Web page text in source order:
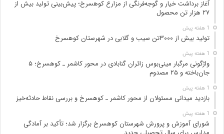
آغاز برداشت خیار و گوجه‌فرنگی از مزارع کوهسرخ؛ پیش‌بینی تولید بیش از
۲۷ هزار تن محصول
1 هفته پیش
تولید بیش از ۳۰۰۰تن سیب و گلابی در شهرستان کوهسرخ
1 هفته پیش
واژگونی مرگبار مینی‌بوس زائران گنابادی در محور کاشمر ـ کوهسرخ؛ ۵
جان‌باخته و ۲۵ مصدوم
1 هفته پیش
بازدید میدانی مسئولان از محور کاشمر ـ کوهسرخ و بررسی نقاط حادثه‌خیز
1 هفته پیش
شورای آموزش و پرورش شهرستان کوهسرخ برگزار شد؛ تأکید بر آمادگی